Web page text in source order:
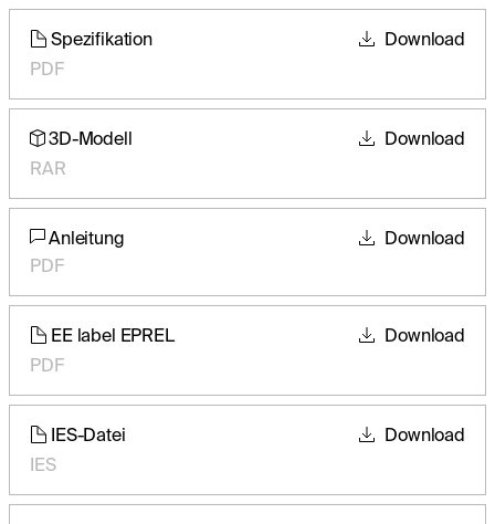
Spezifikation
PDF
Download
3D-Modell
RAR
Download
Anleitung
PDF
Download
EE label EPREL
PDF
Download
IES-Datei
IES
Download